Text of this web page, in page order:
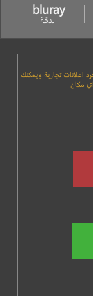
bluray
الدقة
تجارية ويمكنك
مكان